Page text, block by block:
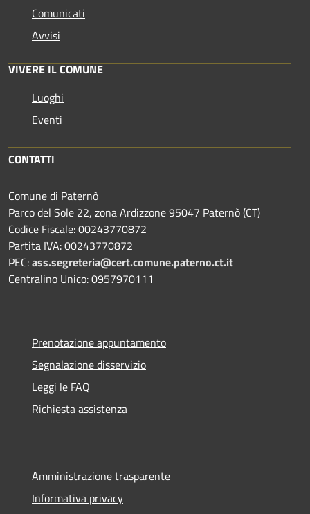
Comunicati
Avvisi
VIVERE IL COMUNE
Luoghi
Eventi
CONTATTI
Comune di Paternò
Parco del Sole 22, zona Ardizzone 95047 Paternò (CT)
Codice Fiscale: 00243770872
Partita IVA: 00243770872
PEC:ass.segreteria@cert.comune.paterno.ct.it
Centralino Unico: 0957970111
Prenotazione appuntamento
Segnalazione disservizio
Leggi le FAQ
Richiesta assistenza
Amministrazione trasparente
Informativa privacy